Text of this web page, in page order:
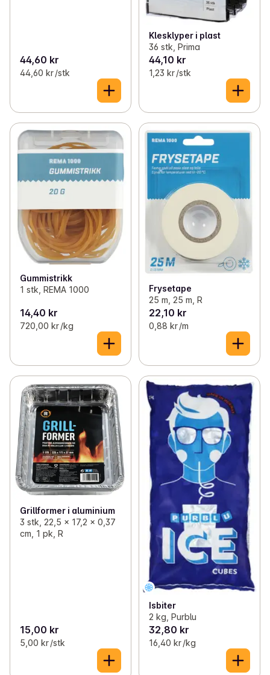
44,60 kr
44,60 kr /stk
Klesklyper i plast
36 stk, Prima
44,10 kr
1,23 kr /stk
Gummistrikk
1 stk, REMA 1000
14,40 kr
720,00 kr /kg
Frysetape
25 m, 25 m, R
22,10 kr
0,88 kr /m
Grillformer i aluminium
3 stk, 22,5 x 17,2 x 0,37
cm, 1 pk, R
15,00 kr
5,00 kr /stk
Isbiter
2 kg, Purblu
32,80 kr
16,40 kr /kg